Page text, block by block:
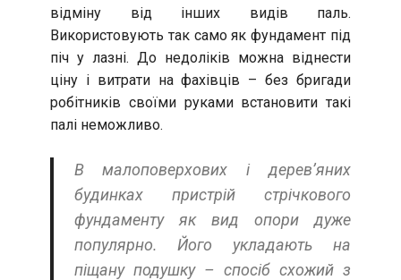
відміну від інших видів паль.
Використовують так само як фундамент під
піч у лазні. До недоліків можна віднести
ціну і витрати на фахівців – без бригади
робітників своїми руками встановити такі
палі неможливо.
В малоповерхових і дерев’яних
будинках пристрій стрічкового
фундаменту як вид опори дуже
популярно. Його укладають на
піщану подушку – спосіб схожий з